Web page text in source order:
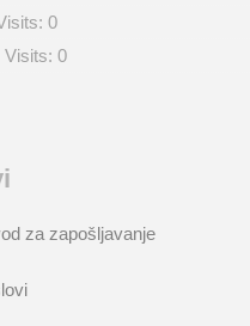
0
Visits: 0
za zapošljavanje